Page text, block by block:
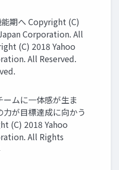
期へ Copyright (C)
Corporation. All
(C) 2018 Yahoo
All Reserved.
ームに一体感が生ま
力が目標達成に向かう
(C) 2018 Yahoo
All Rights